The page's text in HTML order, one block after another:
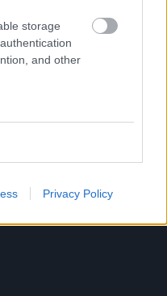
storage
and other
Privacy Policy